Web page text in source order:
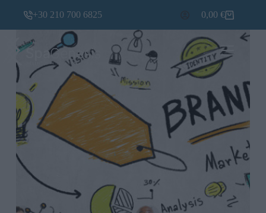
+30 210 700 6825 0,00€